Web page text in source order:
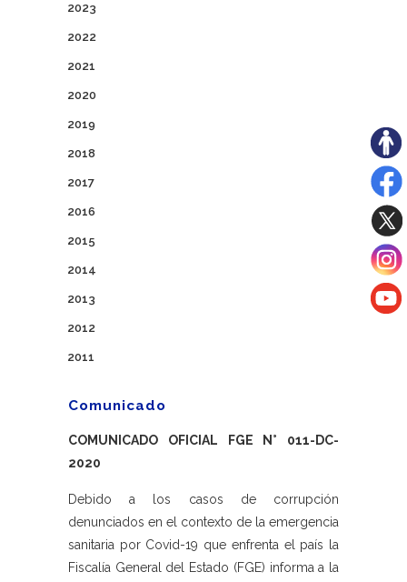
2023
2022
2021
2020
2019
2018
2017
2016
2015
2014
2013
2012
2011
Comunicado
COMUNICADO OFICIAL FGE N° 011-DC-
2020
Debido a los casos de corrupción
denunciados en el contexto de la emergencia
sanitaria por Covid-19 que enfrenta el país la
Fiscalía General del Estado (FGE) informa a la